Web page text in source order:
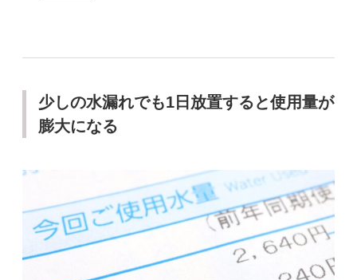
少しの水漏れでも1日放置すると使用量が
膨大になる